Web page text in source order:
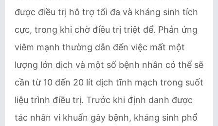
được điều trị hỗ trợ tối đa và kháng sinh tích
cực, trong khi chờ điều trị triệt để. Phản ứng
viêm mạnh thường dẫn đến việc mất một
lượng lớn dịch và một số bệnh nhân có thể sẽ
cần từ 10 đến 20 lít dịch tĩnh mạch trong suốt
liệu trình điều trị. Trước khi định danh được
tác nhân vi khuẩn gây bệnh, kháng sinh phổ